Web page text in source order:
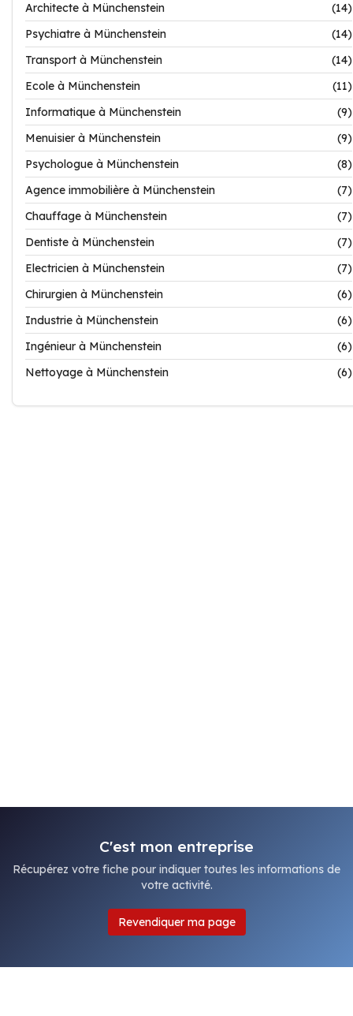
Architecte à Münchenstein
(14)
Psychiatre à Münchenstein
(14)
Transport à Münchenstein
(14)
Ecole à Münchenstein
(11)
Informatique à Münchenstein
(9)
Menuisier à Münchenstein
(9)
Psychologue à Münchenstein
(8)
Agence immobilière à Münchenstein
(7)
Chauffage à Münchenstein
(7)
Dentiste à Münchenstein
(7)
Electricien à Münchenstein
(7)
Chirurgien à Münchenstein
(6)
Industrie à Münchenstein
(6)
Ingénieur à Münchenstein
(6)
Nettoyage à Münchenstein
(6)
C'est mon entreprise
Récupérez votre fiche pour indiquer toutes les informations de
votre activité.
Revendiquer ma page